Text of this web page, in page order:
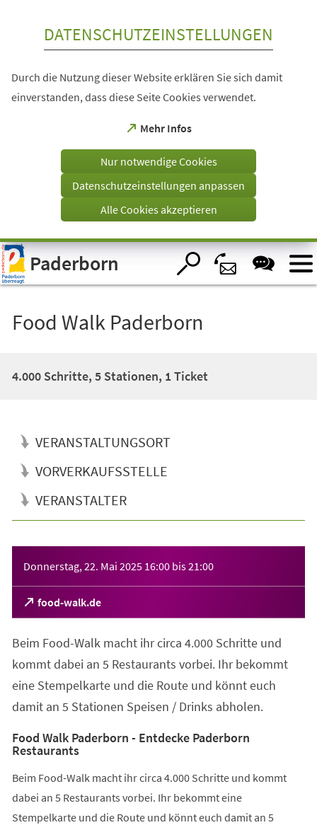
Visuelle
Assistenzsoftware
öffnen.
DATENSCHUTZEINSTELLUNGEN
Durch die Nutzung dieser Website erklären Sie sich damit
einverstanden, dass diese Seite Cookies verwendet.
Mehr Infos
(Öffnet
einem
Tab)
Nur notwendige Cookies
Datenschutzeinstellungen anpassen
Alle Cookies akzeptieren
Paderborn
Food Walk Paderborn
4.000 Schritte, 5 Stationen, 1 Ticket
VERANSTALTUNGSORT
VORVERKAUFSSTELLE
VERANSTALTER
Donnerstag, 22. Mai 2025 16:00 bis21:00
food-walk.de
(Öffnet
in
neuen
Beim Food-Walk macht ihr circa 4.000 Schritte und
kommt dabei an 5 Restaurants vorbei. Ihr bekommt
eine Stempelkarte und die Route und könnt euch
damit an 5 Stationen Speisen / Drinks abholen.
Food Walk Paderborn - Entdecke Paderborn
Restaurants
Beim Food-Walk macht ihr circa 4.000 Schritte und kommt
dabei an 5 Restaurants vorbei. Ihr bekommt eine
Stempelkarte und die Route und könnt euch damit an 5